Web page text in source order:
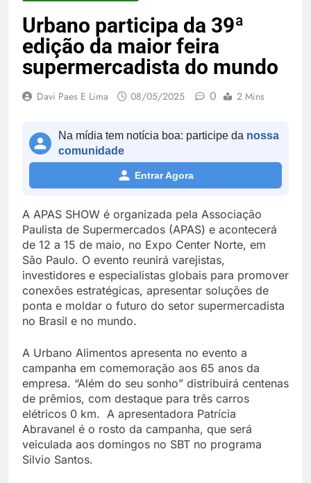
Urbano participa da 39ª
edição da maior feira
supermercadista do mundo
Davi Paes E Lima 08/05/2025 0 2 Mins
Na mídia tem notícia boa: participe da nossa
comunidade
Entrar Agora
A APAS SHOW é organizada pela Associação
Paulista de Supermercados (APAS) e acontecerá
de 12 a 15 de maio, no Expo Center Norte, em
São Paulo. O evento reunirá varejistas,
investidores e especialistas globais para promover
conexões estratégicas, apresentar soluções de
ponta e moldar o futuro do setor supermercadista
no Brasil e no mundo.
A Urbano Alimentos apresenta no evento a
campanha em comemoração aos 65 anos da
empresa. “Além do seu sonho” distribuirá centenas
de prêmios, com destaque para três carros
elétricos 0 km. A apresentadora Patrícia
Abravanel é o rosto da campanha, que será
veiculada aos domingos no SBT no programa
Silvio Santos.